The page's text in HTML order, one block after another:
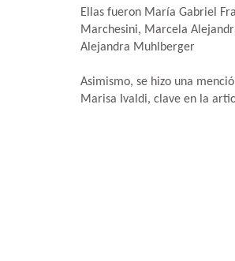
Ellas fueron María Gabriel
Marchesini, Marcela
Alejandra Muhlberger
Asimismo, se hizo una
Marisa Ivaldi, clave en la